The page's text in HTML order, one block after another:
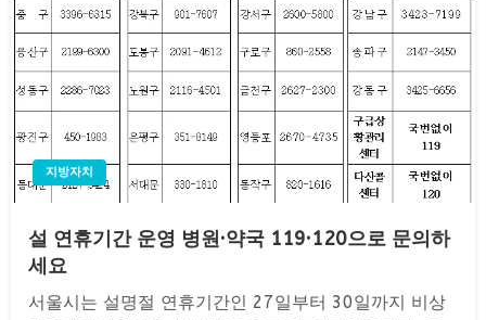
지방자치
설 연휴기간 운영 병원·약국 119·120으로 문의하
세요
서울시는 설명절 연휴기간인 27일부터 30일까지 비상